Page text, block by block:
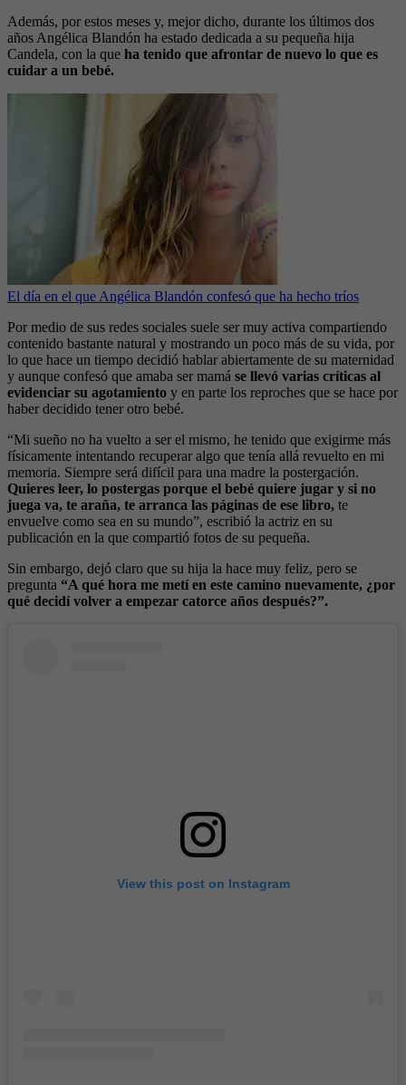
Además, por estos meses y, mejor dicho, durante los últimos dos
años Angélica Blandón ha estado dedicada a su pequeña hija
Candela, con la que ha tenido que afrontar de nuevo lo que es
cuidar a un bebé.
El día en el que Angélica Blandón confesó que ha hecho tríos
Por medio de sus redes sociales suele ser muy activa compartiendo
contenido bastante natural y mostrando un poco más de su vida, por
lo que hace un tiempo decidió hablar abiertamente de su maternidad
y aunque confesó que amaba ser mamá se llevó varias críticas al
evidenciar su agotamiento y en parte los reproches que se hace por
haber decidido tener otro bebé.
“Mi sueño no ha vuelto a ser el mismo, he tenido que exigirme más
físicamente intentando recuperar algo que tenía allá revuelto en mi
memoria. Siempre será difícil para una madre la postergación.
Quieres leer, lo postergas porque el bebé quiere jugar y si no
juega va, te araña, te arranca las páginas de ese libro, te
envuelve como sea en su mundo”, escribió la actriz en su
publicación en la que compartió fotos de su pequeña.
Sin embargo, dejó claro que su hija la hace muy feliz, pero se
pregunta “A qué hora me metí en este camino nuevamente, ¿por
qué decidí volver a empezar catorce años después?”.
View this post on Instagram